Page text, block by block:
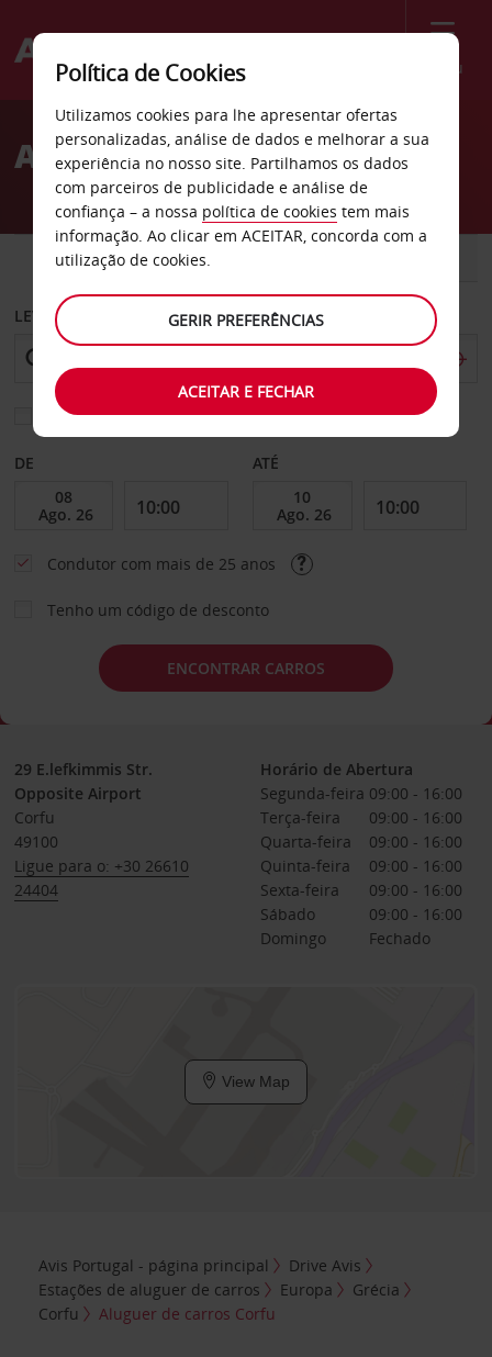
Menu
Welcome
AvisAluguer de carros Corfu
CARRO
LEVANTAR EM
Escolher uma estação de devolução diferente
DE ATÉ
Condutor com mais de 25 anos
Tenho um código de desconto
ENCONTRAR CARROS
29 E.lefkimmis Str.
Opposite Airport
Corfu
49100
Ligue para o: +30 26610
24404
Horário de Abertura
Segunda-feira 09:00 - 16:00
Terça-feira
09:00 - 16:00
Quarta-feira
09:00 - 16:00
Quinta-feira
09:00 - 16:00
Sexta-feira
09:00 - 16:00
Sábado
09:00 - 16:00
Domingo
Fechado
View Map
Avis Portugal - página principal
Drive Avis
Estações de aluguer de carros
Europa
Grécia
Corfu
Aluguer de carros Corfu
Política de Cookies
Utilizamos cookies para lhe apresentar ofertas
personalizadas, análise de dados e melhorar a sua
experiência no nosso site. Partilhamos os dados
com parceiros de publicidade e análise de
confiança – a nossa política de cookies tem mais
informação. Ao clicar em ACEITAR, concorda com a
utilização de cookies.
GERIR PREFERÊNCIAS
ACEITAR E FECHAR